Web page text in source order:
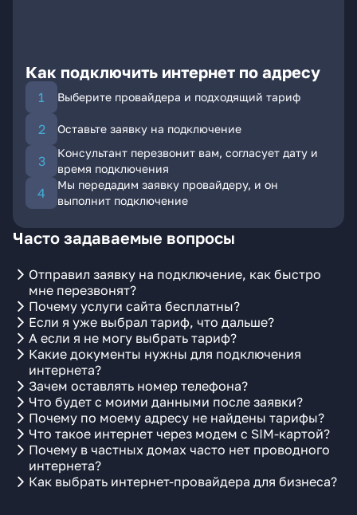
Как подключить интернет по адресу
Выберите провайдера и подходящий тариф
Оставьте заявку на подключение
Консультант перезвонит вам, согласует дату и
время подключения
Мы передадим заявку провайдеру, и он
выполнит подключение
Часто задаваемые вопросы
Отправил заявку на подключение, как быстро
мне перезвонят?
Почему услуги сайта бесплатны?
Если я уже выбрал тариф, что дальше?
А если я не могу выбрать тариф?
Какие документы нужны для подключения
интернета?
Зачем оставлять номер телефона?
Что будет с моими данными после заявки?
Почему по моему адресу не найдены тарифы?
Что такое интернет через модем с SIM-картой?
Почему в частных домах часто нет проводного
интернета?
Как выбрать интернет-провайдера для бизнеса?